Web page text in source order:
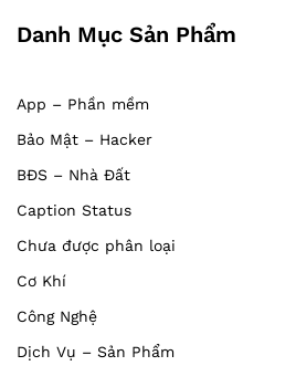
Danh Mục Sản Phẩm
App – Phần mềm
Bảo Mật – Hacker
BĐS – Nhà Đất
Caption Status
Chưa được phân loại
Cơ Khí
Công Nghệ
Dịch Vụ – Sản Phẩm